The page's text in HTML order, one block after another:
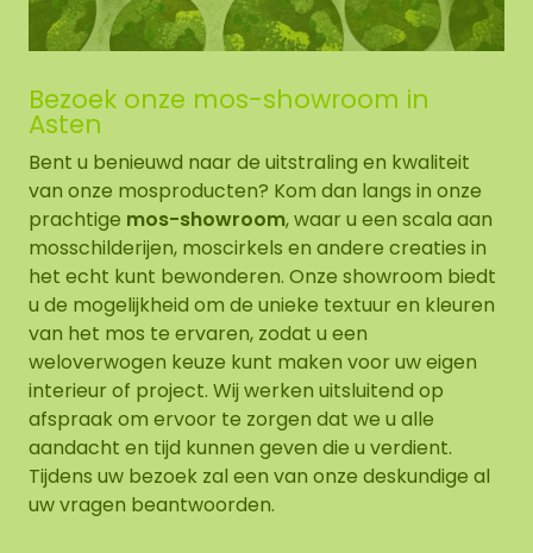
Bezoek onze mos-showroom in
Asten
Bent u benieuwd naar de uitstraling en kwaliteit
van onze mosproducten? Kom dan langs in onze
prachtige mos-showroom, waar u een scala aan
mosschilderijen, moscirkels en andere creaties in
het echt kunt bewonderen. Onze showroom biedt
u de mogelijkheid om de unieke textuur en kleuren
van het mos te ervaren, zodat u een
weloverwogen keuze kunt maken voor uw eigen
interieur of project. Wij werken uitsluitend op
afspraak om ervoor te zorgen dat we u alle
aandacht en tijd kunnen geven die u verdient.
Tijdens uw bezoek zal een van onze deskundige al
uw vragen beantwoorden.